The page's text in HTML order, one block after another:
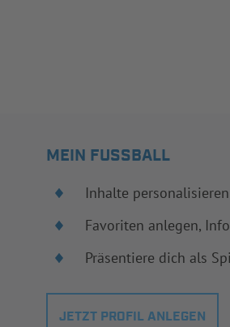
MEIN FUSSBALL
Inhalte
Favoriten anlegen,
Präsentiere dich als
JETZT PROFIL ANLEGEN